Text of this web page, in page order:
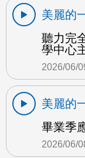
美麗的
聽力完
學中心
2026/06/
美麗的
畢業季
2026/06/